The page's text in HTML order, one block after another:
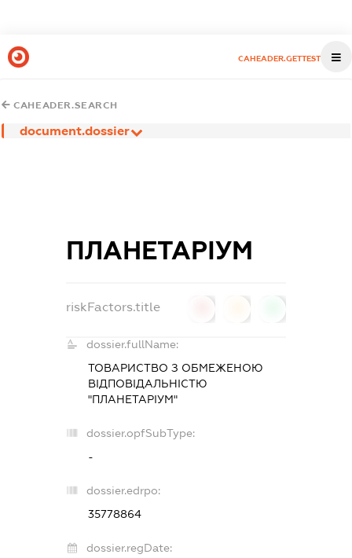
CAHEADER.GETTEST
CAHEADER.SEARCH
document.dossier
ПЛАНЕТАРІУМ
riskFactors.title
dossier.fullName:
ТОВАРИСТВО З ОБМЕЖЕНОЮ
ВІДПОВІДАЛЬНІСТЮ
"ПЛАНЕТАРІУМ"
dossier.opfSubType:
-
dossier.edrpo:
35778864
dossier.regDate: